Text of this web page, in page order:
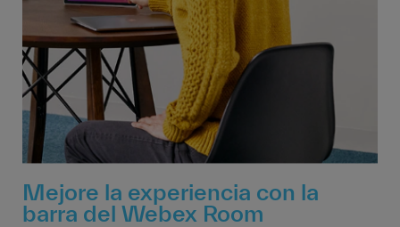
Mejore la experiencia con la
barra del Webex Room